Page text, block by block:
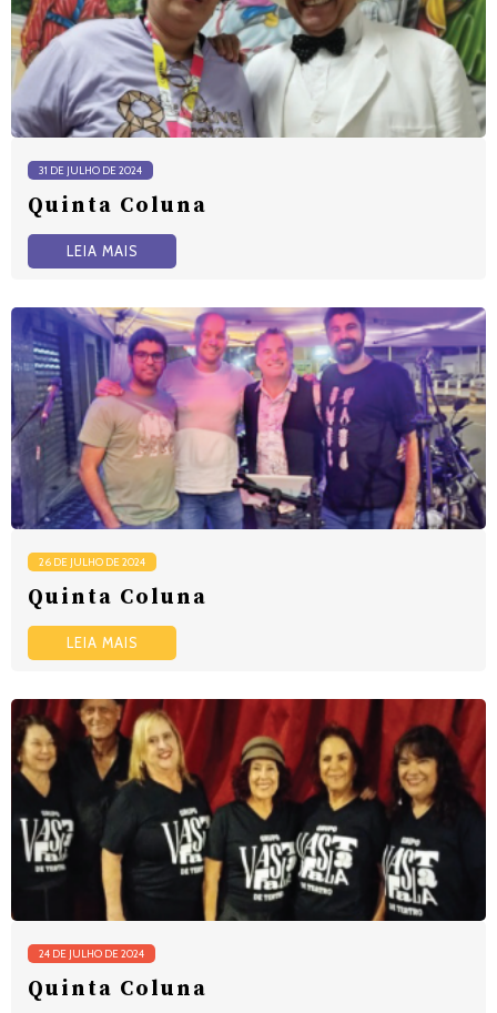
31 DE JULHO DE 2024
Quinta Coluna
LEIA MAIS
26 DE JULHO DE 2024
Quinta Coluna
LEIA MAIS
24 DE JULHO DE 2024
Quinta Coluna